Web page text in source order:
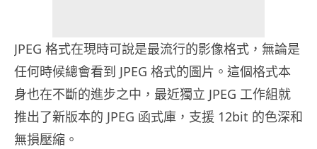
JPEG 格式在現時可說是最流行的影像格式，無論是
任何時候總會看到 JPEG 格式的圖片。這個格式本
身也在不斷的進步之中，最近獨立 JPEG 工作組就
推出了新版本的 JPEG 函式庫，支援 12bit 的色深和
無損壓縮。